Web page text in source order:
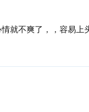
就不爽了，，容易上